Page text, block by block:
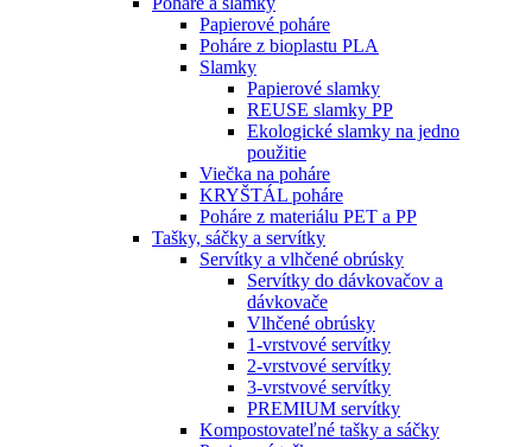
Papierové poháre
Poháre z bioplastu PLA
Slamky
Papierové slamky
REUSE slamky PP
Ekologické slamky na jedno
použitie
Viečka na poháre
KRYŠTÁL poháre
Poháre z materiálu PET a PP
Tašky, sáčky a servítky
Servítky a vlhčené obrúsky
Servítky do dávkovačov a
dávkovače
Vlhčené obrúsky
1-vrstvové servítky
2-vrstvové servítky
3-vrstvové servítky
PREMIUM servítky
Kompostovateľné tašky a sáčky